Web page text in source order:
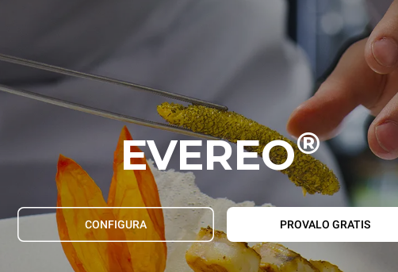
EVEREO®
CONFIGURA PROVALO GRATIS